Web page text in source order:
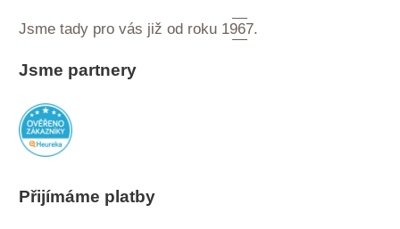
Jsme tady pro vás již od roku 1967.
Jsme partnery
Přijímáme platby